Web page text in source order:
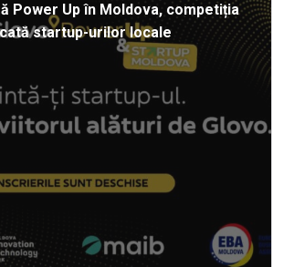
Power Up în Moldova, competiția
startup-urilor locale